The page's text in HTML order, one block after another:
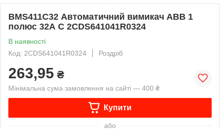
BMS411C32 Автоматичний вимикач ABB 1
полюс 32А C 2CDS641041R0324
В наявності
Код: 2CDS641041R0324
Роздріб
263,95 ₴
Мінімальна сума замовлення на сайті — 400 ₴
Купити
або